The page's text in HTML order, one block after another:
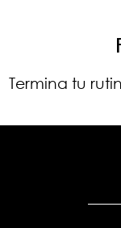
Termina tu